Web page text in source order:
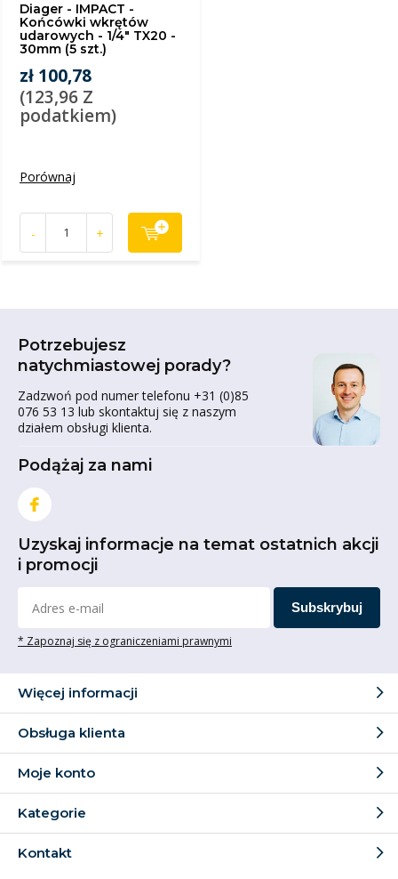
Diager - IMPACT -
Końcówki wkrętów
udarowych - 1/4" TX20 -
30mm (5 szt.)
zł 100,78
(123,96 Z
podatkiem)
Porównaj
- +
Potrzebujesz
natychmiastowej porady?
Zadzwoń pod numer telefonu +31 (0)85
076 53 13 lub skontaktuj się z naszym
działem obsługi klienta.
Podążaj za nami
Uzyskaj informacje na temat ostatnich akcji
i promocji
Subskrybuj
* Zapoznaj się z ograniczeniami prawnymi
Więcej informacji
Obsługa klienta
Moje konto
Kategorie
Kontakt